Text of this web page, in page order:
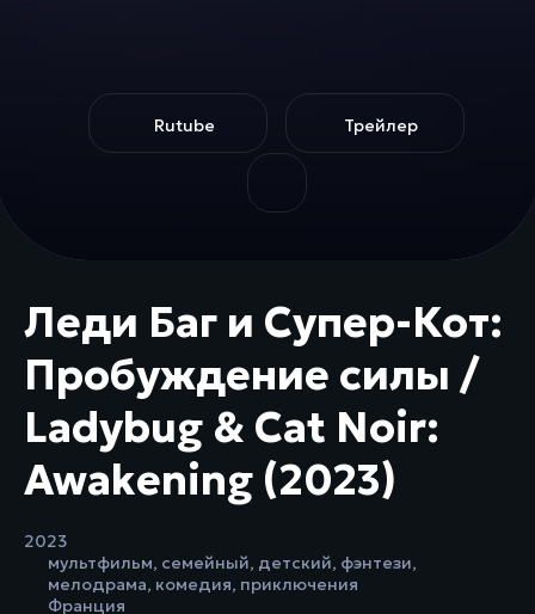
Rutube Трейлер
Леди Баг и Супер-Кот:
Пробуждение силы /
Ladybug & Cat Noir:
Awakening (2023)
2023
мультфильм, семейный, детский, фэнтези,
мелодрама, комедия, приключения
Франция